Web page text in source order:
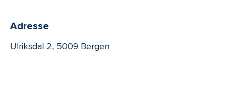
Adresse
Ulriksdal 2, 5009 Bergen